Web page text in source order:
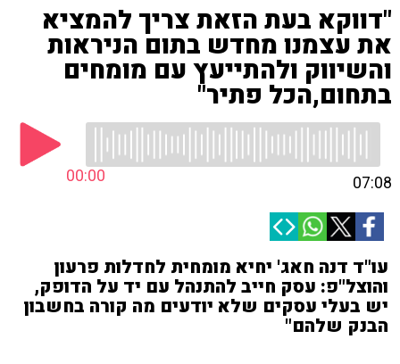
"דווקא בעת הזאת צריך להמציא
את עצמנו מחדש בתום הניראות
והשיווק ולהתייעץ עם מומחים
בתחום,הכל פתיר"
00:00 07:08
עו"ד דנה חאג' יחיא מומחית לחדלות פרעון
והוצל"פ: עסק חייב להתנהל עם יד על הדופק,
יש בעלי עסקים שלא יודעים מה קורה בחשבון
הבנק שלהם"